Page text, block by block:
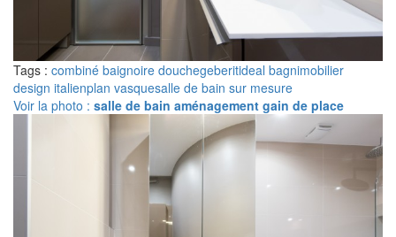
Tags : combiné baignoire douchegeberitideal bagnimobilier
design italienplan vasquesalle de bain sur mesure
Voir la photo : salle de bain aménagement gain de place